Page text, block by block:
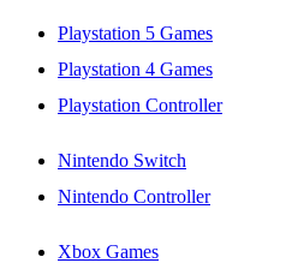
Playstation 5 Games
Playstation 4 Games
Playstation Controller
Nintendo Switch
Nintendo Controller
Xbox Games